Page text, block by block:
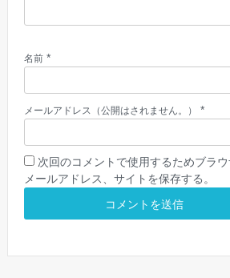
名前 *
メールアドレス（公開はされません。） *
次回のコメントで使用するためブラウ
メールアドレス、サイトを保存する。